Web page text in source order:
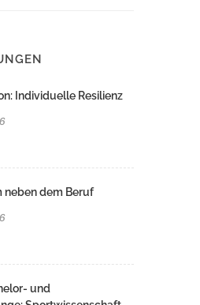
Individuelle Resilienz
neben dem Beruf
und